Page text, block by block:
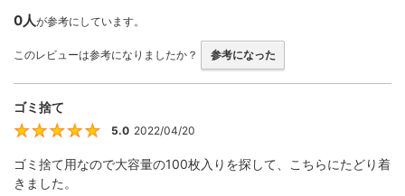
0人が参考にしています。
このレビューは参考になりましたか？ 参考になった
ゴミ捨て
5
5.0 2022/04/20
ゴミ捨て用なので大容量の100枚入りを探して、こちらにたどり着
きました。